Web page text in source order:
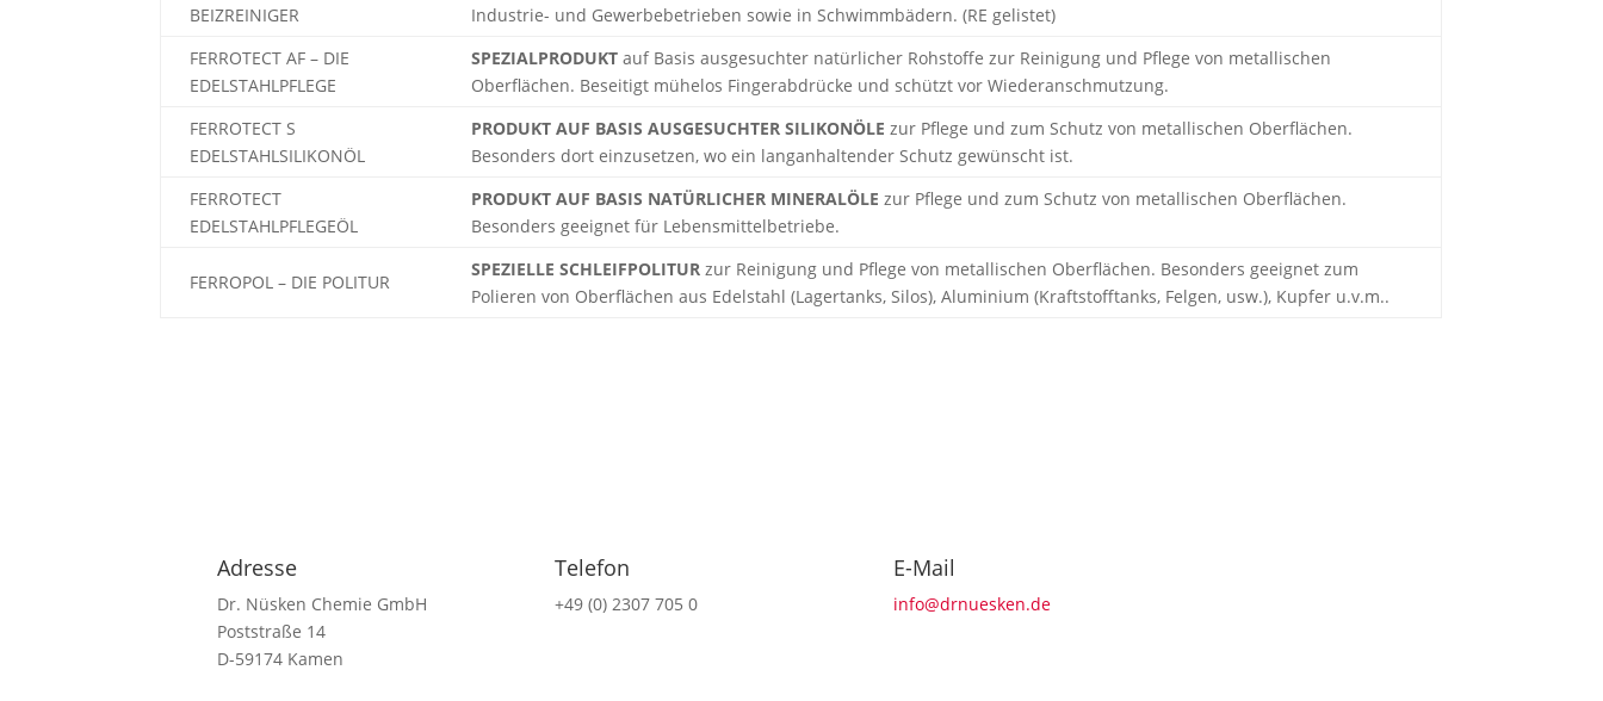
BEIZREINIGER
Industrie- und Gewerbebetrieben sowie in Schwimmbädern. (RE gelistet)
FERROTECT AF – DIE
EDELSTAHLPFLEGE
SPEZIALPRODUKTauf Basis ausgesuchter natürlicher Rohstoffe zur Reinigung und Pflege von metallischen
Oberflächen. Beseitigt mühelos Fingerabdrücke und schützt vor Wiederanschmutzung.
FERROTECT S
EDELSTAHLSILIKONÖL
PRODUKT AUF BASIS AUSGESUCHTER SILIKONÖLE zur Pflege und zum Schutz von metallischen Oberflächen.
Besonders dort einzusetzen, wo ein langanhaltender Schutz gewünscht ist.
FERROTECT
EDELSTAHLPFLEGEÖL
PRODUKT AUF BASIS NATÜRLICHER MINERALÖLEzur Pflege und zum Schutz von metallischen Oberflächen.
Besonders geeignet für Lebensmittelbetriebe.
FERROPOL – DIE POLITUR
SPEZIELLE SCHLEIFPOLITUR zur Reinigung und Pflege von metallischen Oberflächen. Besonders geeignet zum
Polieren von Oberflächen aus Edelstahl (Lagertanks, Silos), Aluminium (Kraftstofftanks, Felgen, usw.), Kupfer u.v.m..
Adresse
Dr. Nüsken Chemie GmbH
Poststraße 14
D-59174 Kamen
Telefon
+49 (0) 2307 705 0
E-Mail
info@drnuesken.de